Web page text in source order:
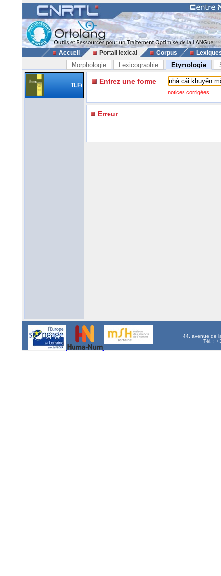
Accueil Portail lexical Corpus
Morphologie Lexicographie Etymologie
TLFi Entrez une forme
notices corrigées
Erreur
44, avenue de
Tél. :